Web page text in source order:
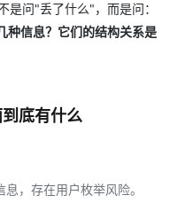
是问"丢了什么"，而是问：
信息？它们的结构关系是
底有什么
，存在用户枚举风险。